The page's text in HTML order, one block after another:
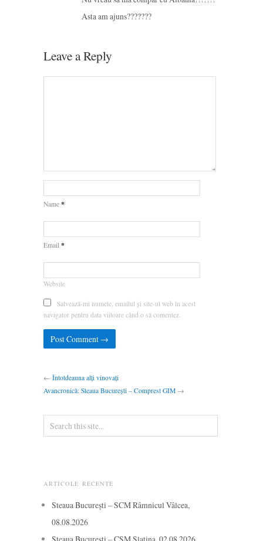
Asta am ajuns???????
Leave a Reply
Name *
Email *
Website
Salvează-mi numele, emailul și site-ul web în acest
navigator pentru data viitoare când o să comentez.
← Întotdeauna alți vinovați
Avancronică: Steaua București – Comprest GIM →
ARTICOLE RECENTE
Steaua București – SCM Râmnicul Vâlcea,
08.08.2026
Steaua București – CSM Slatina, 02.08.2026